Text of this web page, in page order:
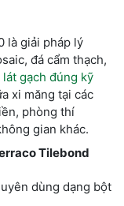
là giải pháp lý
đá cẩm thạch,
gạch đúng kỹ
xi măng tại các
phòng thí
gian khác.
Tilebond
dùng dạng bột